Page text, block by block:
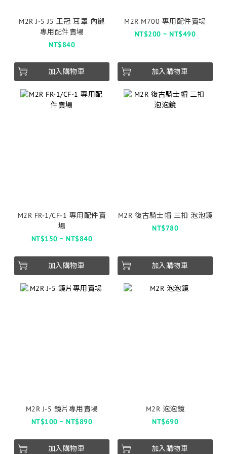
M2R J-5 J5 王冠 耳罩 內襯
專用配件賣場
NT$840
加入購物車
M2R M700 專用配件賣場
NT$200 ~ NT$490
加入購物車
M2R FR-1/CF-1 專用配件賣
場
NT$150 ~ NT$840
加入購物車
M2R 復古騎士帽 三扣 泡泡鏡
NT$780
加入購物車
M2R J-5 鏡片專用賣場
NT$100 ~ NT$890
加入購物車
M2R 泡泡鏡
NT$690
加入購物車